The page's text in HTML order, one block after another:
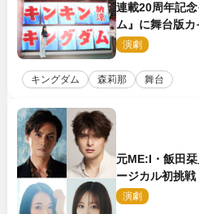
連載20周年記
ム』に舞台版
着レポート】
演劇
キングダム 森莉那 舞台
元ME:I・飯田
ージカル初挑
演劇